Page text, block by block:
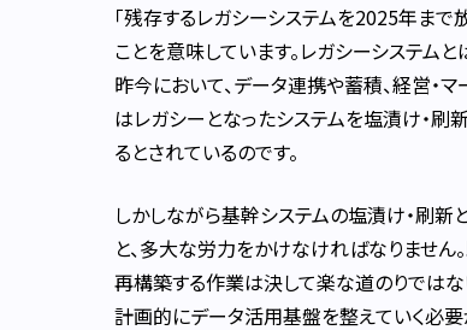
「残存するレガシーシステムを2025年ま
ことを意味しています。レガシーシステム
昨今において、データ連携や蓄積、経営・
はレガシーとなったシステムを塩漬け・刷
るとされているのです。
しかしながら基幹システムの塩漬け・刷新
と、多大な労力をかけなければなりません
再構築する作業は決して楽な道のりではな
計画的にデータ活用基盤を整えていく必要